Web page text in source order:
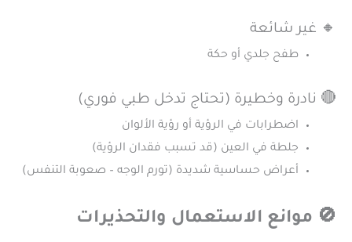
🔸 غير شائعة
طفح جلدي أو حكة
🔴 نادرة وخطيرة (تحتاج تدخل طبي فوري)
اضطرابات في الرؤية أو رؤية الألوان
جلطة في العين (قد تسبب فقدان الرؤية)
أعراض حساسية شديدة (تورم الوجه – صعوبة التنفس)
🚫 موانع الاستعمال والتحذيرات